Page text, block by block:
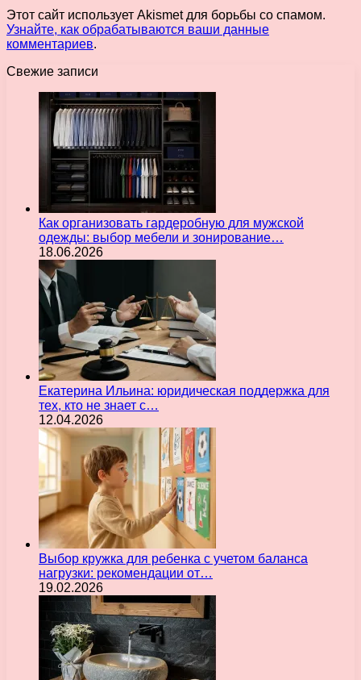
Этот сайт использует Akismet для борьбы со спамом.
Узнайте, как обрабатываются ваши данные
комментариев.
Свежие записи
Как организовать гардеробную для мужской
одежды: выбор мебели и зонирование…
18.06.2026
Екатерина Ильина: юридическая поддержка для
тех, кто не знает с…
12.04.2026
Выбор кружка для ребенка с учетом баланса
нагрузки: рекомендации от…
19.02.2026